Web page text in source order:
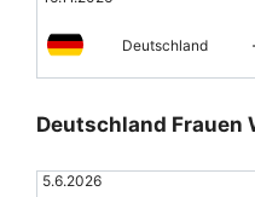
Deutschland
Deutschland Frauen
5.6.2026